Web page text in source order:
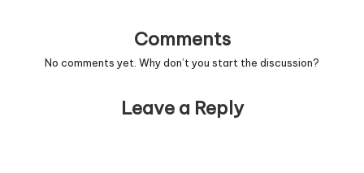
Comments
No comments yet. Why don’t you start the discussion?
Leave a Reply